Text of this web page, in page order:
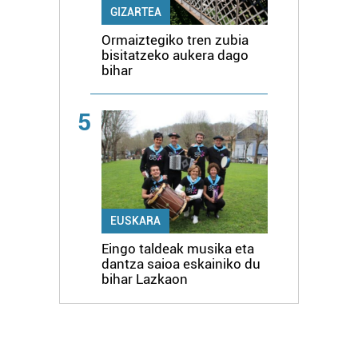
GIZARTEA
Ormaiztegiko tren zubia
bisitatzeko aukera dago
bihar
5
EUSKARA
Eingo taldeak musika eta
dantza saioa eskainiko du
bihar Lazkaon